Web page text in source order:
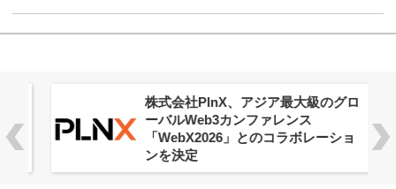
株式会社PlnX、アジア最大級のグロ
ーバルWeb3カンファレンス
「WebX2026」とのコラボレーショ
ンを決定